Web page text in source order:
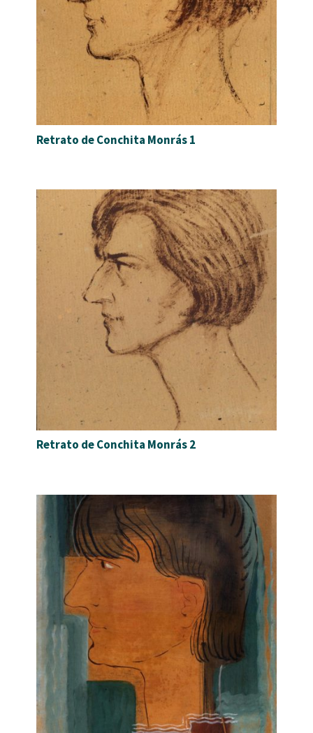
Retrato de Conchita Monrás 1
Retrato de Conchita Monrás 2